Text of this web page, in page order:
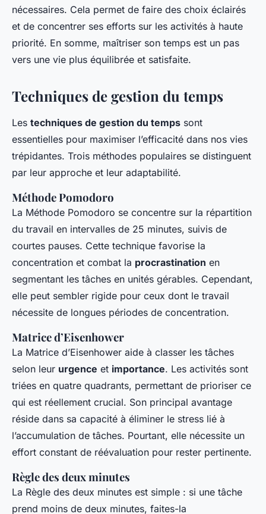
nécessaires. Cela permet de faire des choix éclairés
et de concentrer ses efforts sur les activités à haute
priorité. En somme, maîtriser son temps est un pas
vers une vie plus équilibrée et satisfaite.
Techniques de gestion du temps
Les techniques de gestion du temps sont
essentielles pour maximiser l’efficacité dans nos vies
trépidantes. Trois méthodes populaires se distinguent
par leur approche et leur adaptabilité.
Méthode Pomodoro
La Méthode Pomodoro se concentre sur la répartition
du travail en intervalles de 25 minutes, suivis de
courtes pauses. Cette technique favorise la
concentration et combat la procrastination en
segmentant les tâches en unités gérables. Cependant,
elle peut sembler rigide pour ceux dont le travail
nécessite de longues périodes de concentration.
Matrice d’Eisenhower
La Matrice d’Eisenhower aide à classer les tâches
selon leur urgence et importance. Les activités sont
triées en quatre quadrants, permettant de prioriser ce
qui est réellement crucial. Son principal avantage
réside dans sa capacité à éliminer le stress lié à
l’accumulation de tâches. Pourtant, elle nécessite un
effort constant de réévaluation pour rester pertinente.
Règle des deux minutes
La Règle des deux minutes est simple : si une tâche
prend moins de deux minutes, faites-la